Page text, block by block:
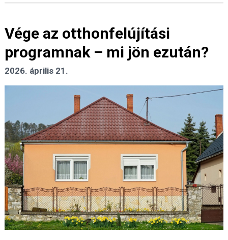
Vége az otthonfelújítási
programnak – mi jön ezután?
2026. április 21.